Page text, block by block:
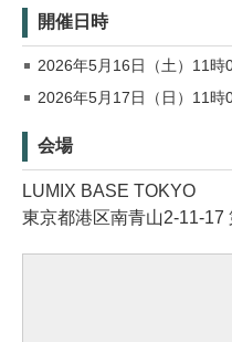
開催日時
2026年5月16日（土）11時
2026年5月17日（日）11時
会場
LUMIX BASE TOKYO
東京都港区南青山2-11-17